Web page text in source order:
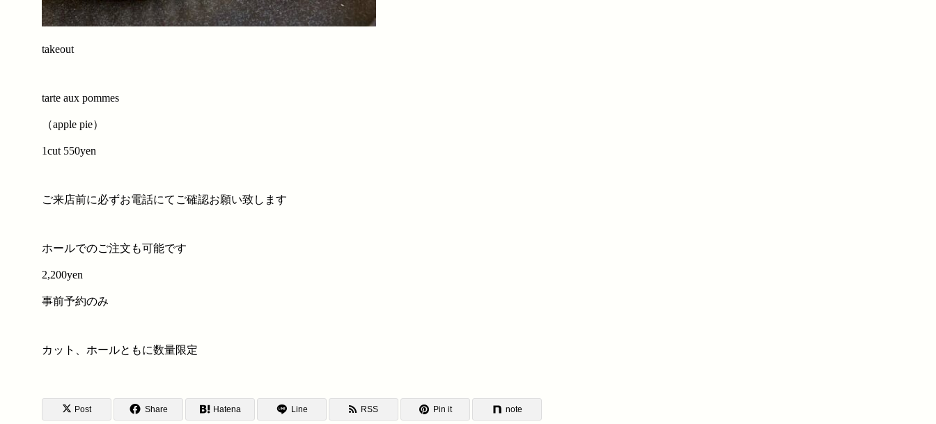
takeout
tarte aux pommes
（apple pie）
1cut 550yen
ご来店前に必ずお電話にてご確認お願い致します
ホールでのご注文も可能です
2,200yen
事前予約のみ
カット、ホールともに数量限定
Post Share Hatena Line RSS Pin it note